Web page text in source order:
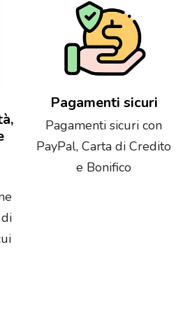
Pagamenti sicuri
Pagamenti sicuri con
PayPal, Carta di Credito
e Bonifico